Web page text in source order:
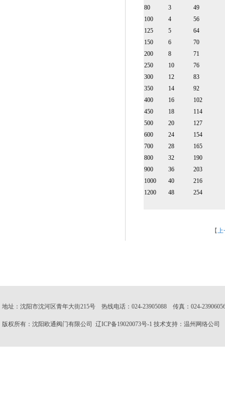
80 3
49
100
4
56
125
5
64
150
6
70
200
8
71
250
10
76
300
12
83
350
14
92
400
16
102
450
18
114
500
20
127
600
24
154
700
28
165
800
32
190
900
36
203
1000
40
216
1200
48 254
【上
地址：沈阳市沈河区青年大街215号 热线电话：024-23905088 传真：024-
版权所有：沈阳欧通阀门有限公司 辽ICP备19020073号-1 技术支持： 温州网络公司